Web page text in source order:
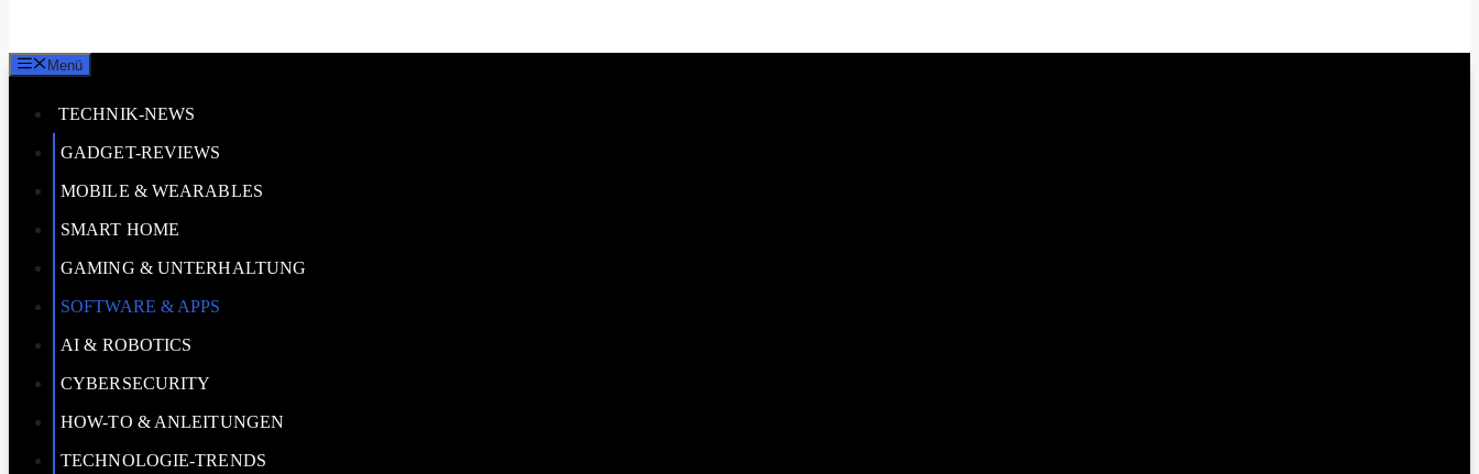
Menü
TECHNIK-NEWS
GADGET-REVIEWS
MOBILE & WEARABLES
SMART HOME
GAMING & UNTERHALTUNG
SOFTWARE & APPS
AI & ROBOTICS
CYBERSECURITY
HOW-TO & ANLEITUNGEN
TECHNOLOGIE-TRENDS